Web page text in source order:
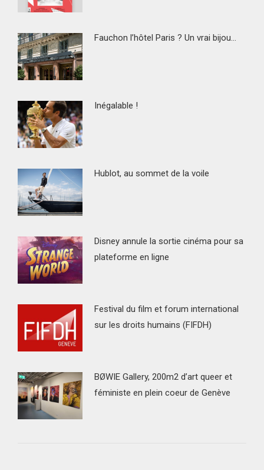
Fauchon l’hôtel Paris ? Un vrai bijou…
Inégalable !
Hublot, au sommet de la voile
Disney annule la sortie cinéma pour sa
plateforme en ligne
Festival du film et forum international
sur les droits humains (FIFDH)
BØWIE Gallery, 200m2 d’art queer et
féministe en plein coeur de Genève